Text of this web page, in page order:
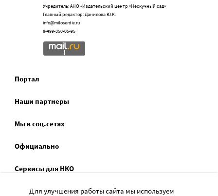
Учредитель: АНО «Издательский центр «Нескучный сад»
Главный редактор: Данилова Ю.К.
info@miloserdie.ru
8-499-350-05-95
Портал
Наши партнеры
Мы в соц.сетях
Официально
Сервисы для НКО
Спецпроекты
Для улучшения работы сайта мы используем